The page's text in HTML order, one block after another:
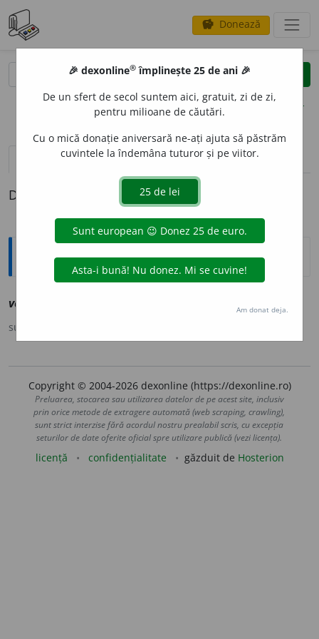
savings Donează
clear
opțiuni
definiții (1) pronunțievolume_up (1)
Definiția cu ID-ul 1223243:
Explicative DEX
vecle
sursa:
Copyright © 2004-2026 dexonline (https://dexonline.ro)
Preluarea, stocarea sau utilizarea datelor de pe acest site, inclusiv
prin orice metode de extragere automată (web scraping, crawling),
sunt strict interzise fără acordul nostru prealabil scris, cu excepția
seturilor de date oferite oficial spre utilizare publică (vezi licența).
licență confidențialitate găzduit de Hosterion
🎉 dexonline® împlinește 25 de ani 🎉
De un sfert de secol suntem aici, gratuit, zi de zi,
pentru milioane de căutări.
Cu o mică donație aniversară ne-ați ajuta să păstrăm
cuvintele la îndemâna tuturor și pe viitor.
Am donat deja.